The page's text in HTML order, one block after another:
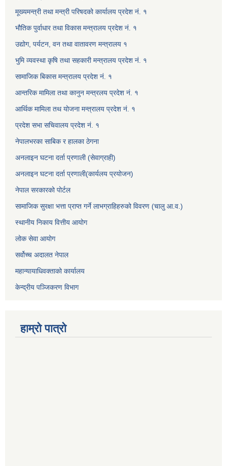
मूख्यमन्त्री तथा मन्त्री परिषदको कार्यालय प्रदेश नं. १
भौतिक पुर्वाधार तथा विकास मन्त्रालय प्रदेश नं. १
उद्योग, पर्यटन, वन तथा वातावरण मन्त्रालय १
भुमि व्यवस्था कृषि तथा सहकारी मन्त्रालय प्रदेश नं. १
सामाजिक बिकास मन्त्रालय प्रदेश नं. १
आन्तरिक मामिला तथा कानुन मन्त्रलय प्रदेश नं. १
आर्थिक मामिला तथ योजना मन्त्रालय प्रदेश नं. १
प्रदेश सभा सचिवालय प्रदेश नं. १
नेपालभरका साबिक र हालका ठेगना
अनलाइन घटना दर्ता प्रणाली (सेवाग्राही)
अनलाइन घटना दर्ता प्रणाली(कार्यलय प्रयोजन)
नेपाल सरकारको पोर्टल
सामाजिक सुरक्षा भत्ता प्राप्त गर्ने लाभग्राहिहरुको विवरण (चालु आ.व.)
स्थानीय निकाय वित्तीय आयोग
लोक सेवा आयोग
सर्वोच्च अदालत नेपाल
महान्यायाधिवक्ताको कार्यालय
केन्द्रीय पञ्जिकरण विभाग
हाम्रो पात्रो